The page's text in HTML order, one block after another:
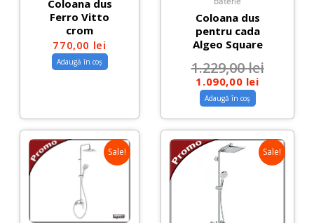
Coloana dus
Ferro Vitto
crom
770,00 lei
Adaugă în coș
Coloana dus
pentru cada
Algeo Square
1.229,00lei
1.090,00 lei
Adaugă în coș
Sale! Sale!